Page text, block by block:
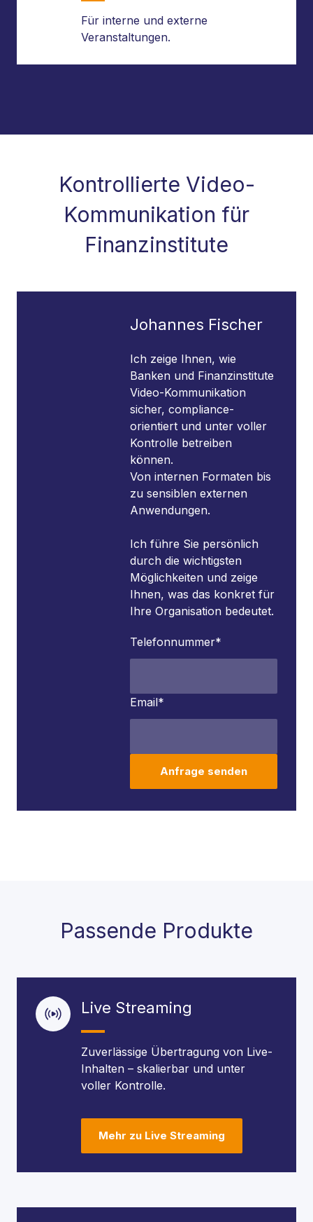
Für interne und externe
Veranstaltungen.
Kontrollierte Video-
Kommunikation für
Finanzinstitute
Johannes Fischer
Ich zeige Ihnen, wie
Banken und Finanzinstitute
Video-Kommunikation
sicher, compliance-
orientiert und unter voller
Kontrolle betreiben
können.
Von internen Formaten bis
zu sensiblen externen
Anwendungen.
Ich führe Sie persönlich
durch die wichtigsten
Möglichkeiten und zeige
Ihnen, was das konkret für
Ihre Organisation bedeutet.
Telefonnummer*
Email*
Anfrage senden
Passende Produkte
Live Streaming
Zuverlässige Übertragung von Live-
Inhalten – skalierbar und unter
voller Kontrolle.
Mehr zu Live Streaming